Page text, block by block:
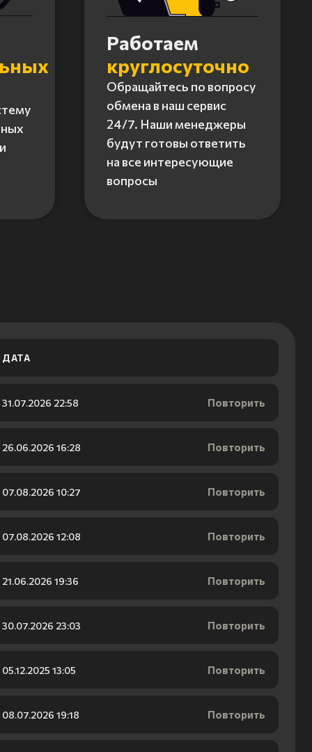
Работаем
круглосуточно
Обращайтесь по вопросу
обмена в наш сервис
24/7. Наши менеджеры
будут готовы ответить
на все интересующие
вопросы
ДАТА
31.07.2026 22:58 Повторить
26.06.2026 16:28 Повторить
07.08.2026 10:27 Повторить
07.08.2026 12:08 Повторить
21.06.2026 19:36 Повторить
30.07.2026 23:03 Повторить
05.12.2025 13:05 Повторить
08.07.2026 19:18 Повторить